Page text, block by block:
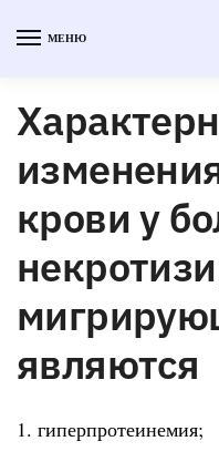
МЕНЮ
крови у
являются
1. гиперпротеинемия;